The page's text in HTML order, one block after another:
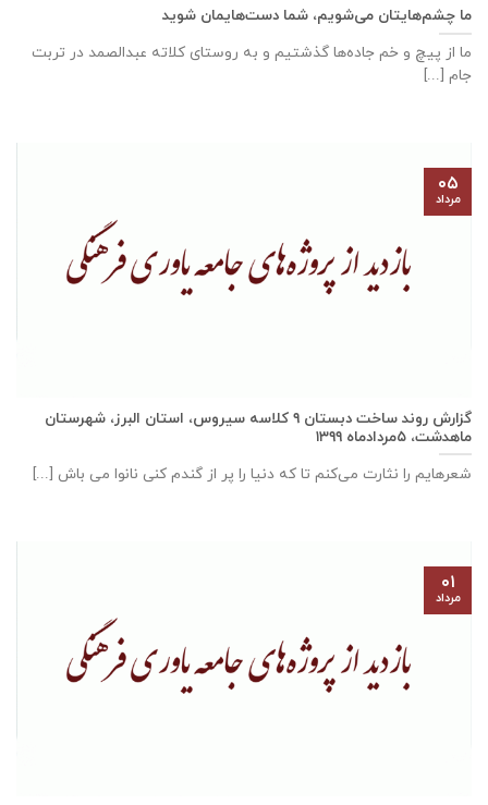
ما چشم‌هایتان می‌شویم، شما دست‌هایمان شوید
ما از پیچ و خم جاده‌ها گذشتیم و به روستای کلاته عبدالصمد در تربت
‌‌‌‌جام [...]
گزارش روند ساخت دبستان ٩ كلاسه سيروس، استان البرز، شهرستان
ماهدشت، ۵مردادماه ۱۳۹۹
شعرهایم را نثارت می‌کنم تا که دنیا را پر از گندم کنی نانوا می باش [...]
۰۵
مرداد
۰۱
مرداد